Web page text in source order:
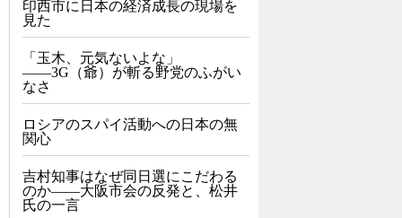
印西市に日本の経済成長の現場を
見た
「玉木、元気ないよな」
――3G（爺）が斬る野党のふがい
なさ
ロシアのスパイ活動への日本の無
関心
吉村知事はなぜ同日選にこだわる
のか――大阪市会の反発と、松井
氏の一言